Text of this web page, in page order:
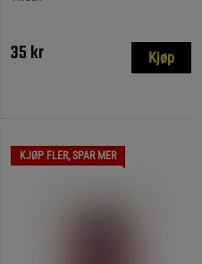
35 kr Kjøp
KJØP FLER, SPAR MER